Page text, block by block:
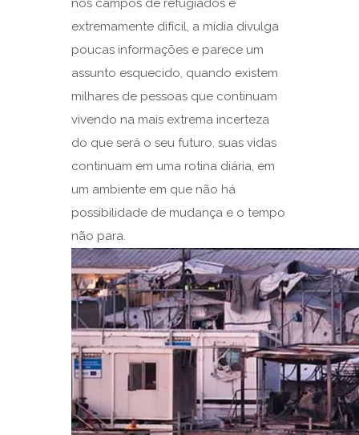
nos campos de refugiados é
extremamente difícil, a mídia divulga
poucas informações e parece um
assunto esquecido, quando existem
milhares de pessoas que continuam
vivendo na mais extrema incerteza
do que será o seu futuro, suas vidas
continuam em uma rotina diária, em
um ambiente em que não há
possibilidade de mudança e o tempo
não para.